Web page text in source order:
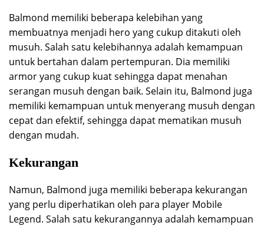
Balmond memiliki beberapa kelebihan yang
membuatnya menjadi hero yang cukup ditakuti oleh
musuh. Salah satu kelebihannya adalah kemampuan
untuk bertahan dalam pertempuran. Dia memiliki
armor yang cukup kuat sehingga dapat menahan
serangan musuh dengan baik. Selain itu, Balmond juga
memiliki kemampuan untuk menyerang musuh dengan
cepat dan efektif, sehingga dapat mematikan musuh
dengan mudah.
Kekurangan
Namun, Balmond juga memiliki beberapa kekurangan
yang perlu diperhatikan oleh para player Mobile
Legend. Salah satu kekurangannya adalah kemampuan